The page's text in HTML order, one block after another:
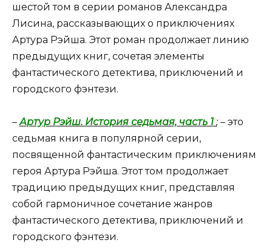
шестой том в серии романов Александра
Лисина, рассказывающих о приключениях
Артура Рэйша. Этот роман продолжает линию
предыдущих книг, сочетая элементы
фантастического детектива, приключений и
городского фэнтези.
–Артур Рэйш. История седьмая, часть 1 ;– это
седьмая книга в популярной серии,
посвященной фантастическим приключениям
героя Артура Рэйша. Этот том продолжает
традицию предыдущих книг, представляя
собой гармоничное сочетание жанров
фантастического детектива, приключений и
городского фэнтези.